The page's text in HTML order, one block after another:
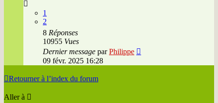
1
2
8 Réponses
10955 Vues
Dernier message parPhilippe
09 févr. 2025 16:28
Retourner à l’index du forum
Aller à